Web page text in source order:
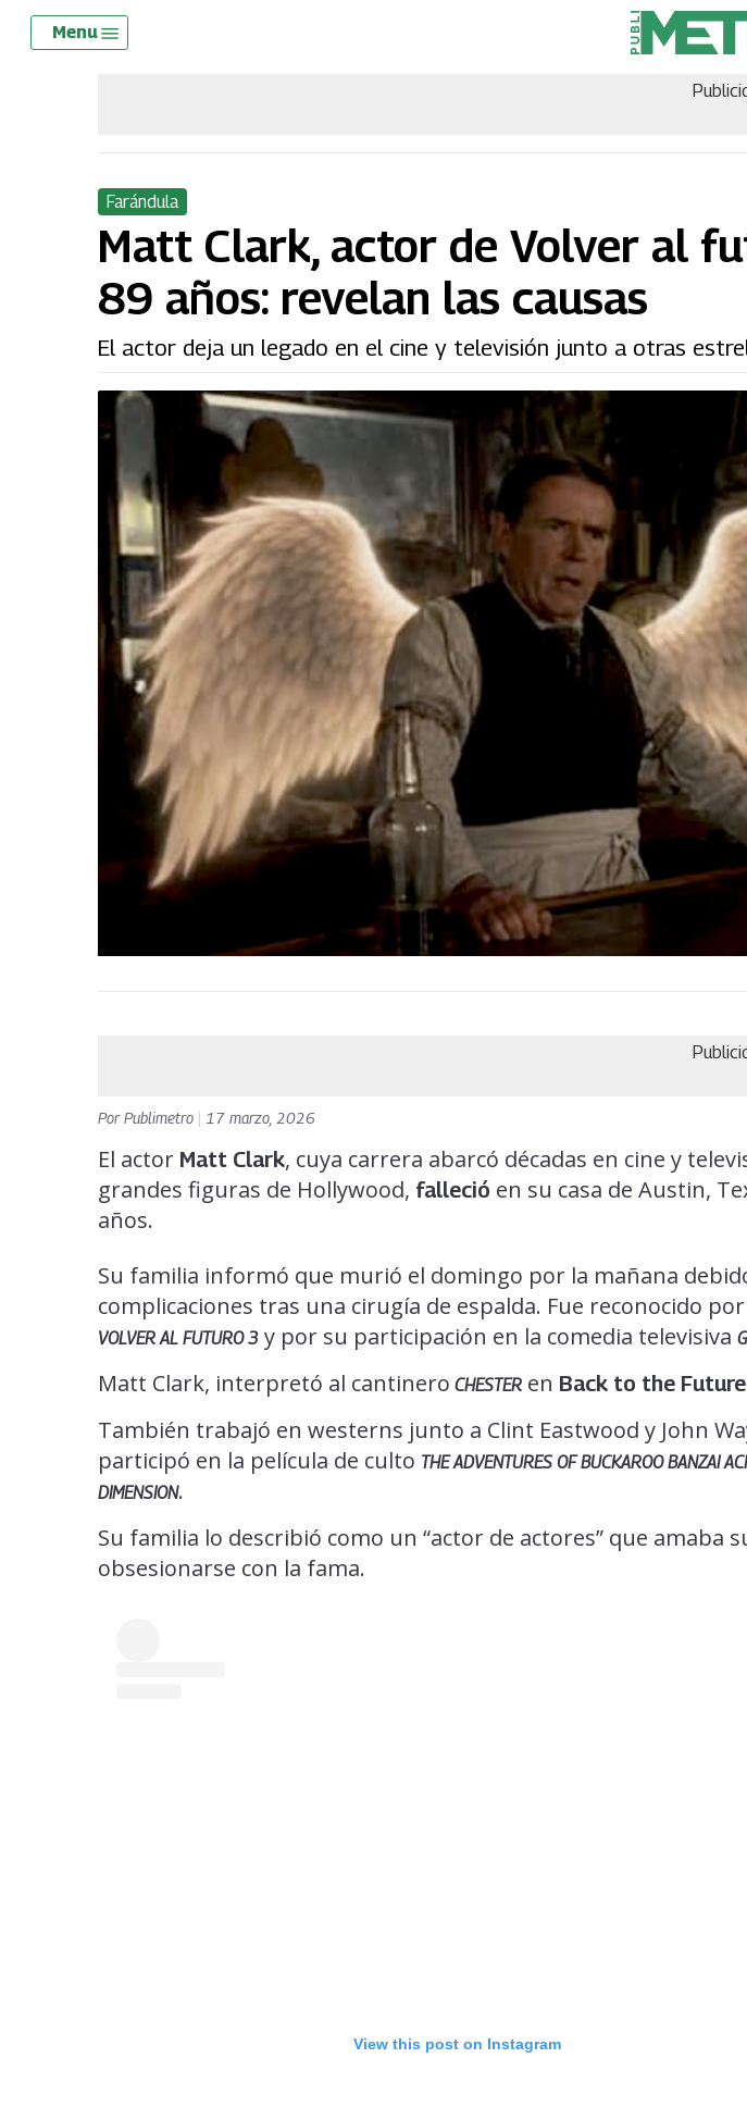
Skip
Menu
Farándula
Matt Clark, actor de Volver al
89 años: revelan las causas
El actor deja un legado en el cine y televisión junto a otras
PorPublimetro 17 marzo, 2026
El actor Matt Clark, cuya carrera abarcó décadas en cine y
grandes figuras de Hollywood, falleció en su casa de Austin,
años.
Su familia informó que murió el domingo por la mañana
complicaciones tras una cirugía de espalda. Fue reconocido
VOLVER AL FUTURO 3 y por su participación en la comedia televisiva
Matt Clark, interpretó al cantinero CHESTER en Back to the
También trabajó en westerns junto a Clint Eastwood y John
participó en la película de culto THE ADVENTURES OF BUCKAROO BANZAI
DIMENSION.
Su familia lo describió como un “actor de actores” que amaba
obsesionarse con la fama.
View this post on Instagram
Menu